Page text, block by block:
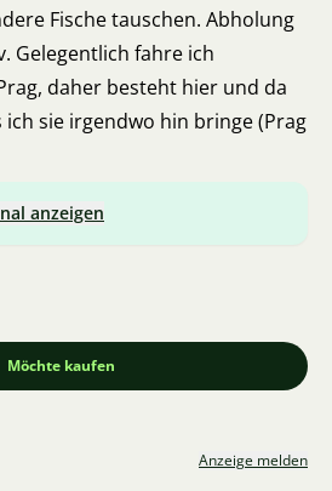
Fische tauschen. Abholung
Gelegentlich fahre ich
daher besteht hier und da
ich sie irgendwo hin bringe (Prag
anzeigen
Möchte kaufen
Anzeige melden